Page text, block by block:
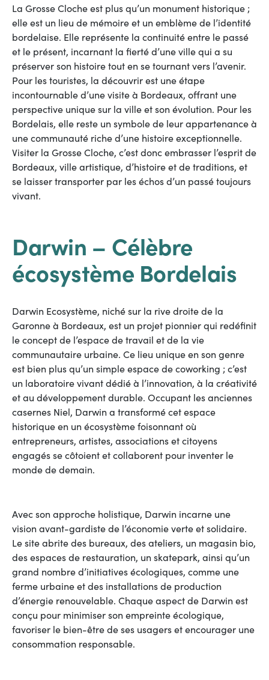
La Grosse Cloche est plus qu’un monument historique ;
elle est un lieu de mémoire et un emblème de l’identité
bordelaise. Elle représente la continuité entre le passé
et le présent, incarnant la fierté d’une ville qui a su
préserver son histoire tout en se tournant vers l’avenir.
Pour les touristes, la découvrir est une étape
incontournable d’une visite à Bordeaux, offrant une
perspective unique sur la ville et son évolution. Pour les
Bordelais, elle reste un symbole de leur appartenance à
une communauté riche d’une histoire exceptionnelle.
Visiter la Grosse Cloche, c’est donc embrasser l’esprit de
Bordeaux, ville artistique, d’histoire et de traditions, et
se laisser transporter par les échos d’un passé toujours
vivant.
Darwin – Célèbre
écosystème Bordelais
Darwin Ecosystème, niché sur la rive droite de la
Garonne à Bordeaux, est un projet pionnier qui redéfinit
le concept de l’espace de travail et de la vie
communautaire urbaine. Ce lieu unique en son genre
est bien plus qu’un simple espace de coworking ; c’est
un laboratoire vivant dédié à l’innovation, à la créativité
et au développement durable. Occupant les anciennes
casernes Niel, Darwin a transformé cet espace
historique en un écosystème foisonnant où
entrepreneurs, artistes, associations et citoyens
engagés se côtoient et collaborent pour inventer le
monde de demain.
Avec son approche holistique, Darwin incarne une
vision avant-gardiste de l’économie verte et solidaire.
Le site abrite des bureaux, des ateliers, un magasin bio,
des espaces de restauration, un skatepark, ainsi qu’un
grand nombre d’initiatives écologiques, comme une
ferme urbaine et des installations de production
d’énergie renouvelable. Chaque aspect de Darwin est
conçu pour minimiser son empreinte écologique,
favoriser le bien-être de ses usagers et encourager une
consommation responsable.